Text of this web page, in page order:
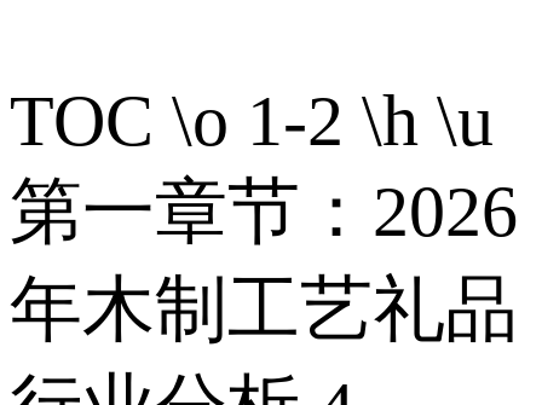
TOC \o 1-2 \h \u
第一章节：2026
年木制工艺礼品